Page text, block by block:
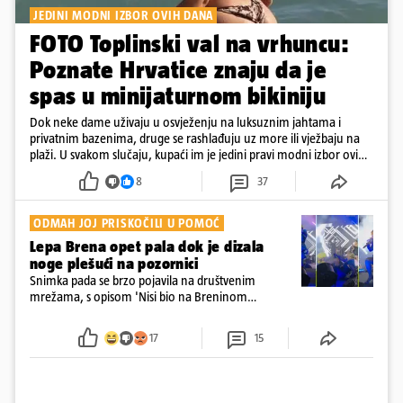
JEDINI MODNI IZBOR OVIH DANA
FOTO Toplinski val na vrhuncu:
Poznate Hrvatice znaju da je
spas u minijaturnom bikiniju
Dok neke dame uživaju u osvježenju na luksuznim jahtama i
privatnim bazenima, druge se rashlađuju uz more ili vježbaju na
plaži. U svakom slučaju, kupaći im je jedini pravi modni izbor ovih
8 37
ODMAH JOJ PRISKOČILI U POMOĆ
Lepa Brena opet pala dok je dizala
noge plešući na pozornici
Snimka pada se brzo pojavila na društvenim
mrežama, s opisom 'Nisi bio na Breninom
Srećom, pjevačica se nije ozlijedila nego je s
osmijehom nastavila pjevati
17 15